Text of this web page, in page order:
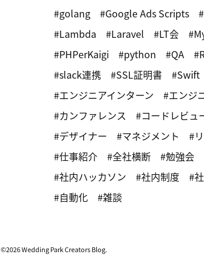
golang
Google Ads Scripts
Lambda
Laravel LT会
PHPerKaigi
python QA
slack連携
SSL証明書 Swift
エンジニアインターン
エンジ
カンファレンス
コードレビュ
デザイナー
マネジメント
仕事紹介
全社横断 勉強会
社内ハッカソン
社内制度
自動化
雑談
©2026 Wedding Park Creators Blog.